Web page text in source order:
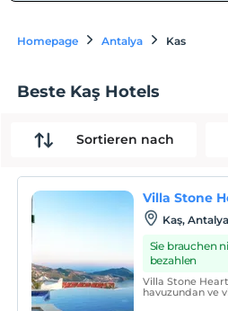
Homepage Antalya Kas
Beste Kaş Hotels
Sortieren nach
Villa Stone
Kaş, Antalya
Sie brauchen
bezahlen
Villa Stone
havuzundan ve